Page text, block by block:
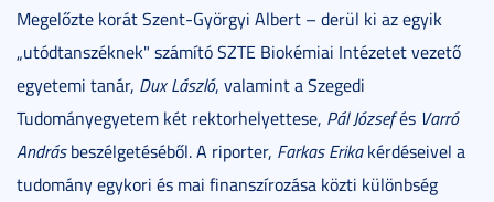
Megelőzte korát Szent-Györgyi Albert – derül ki az egyik
„utódtanszéknek" számító SZTE Biokémiai Intézetet vezető
egyetemi tanár, Dux László, valamint a Szegedi
Tudományegyetem két rektorhelyettese, Pál Józsefés Varró
Andrásbeszélgetéséből. A riporter, Farkas Erikakérdéseivel a
tudomány egykori és mai finanszírozása közti különbség